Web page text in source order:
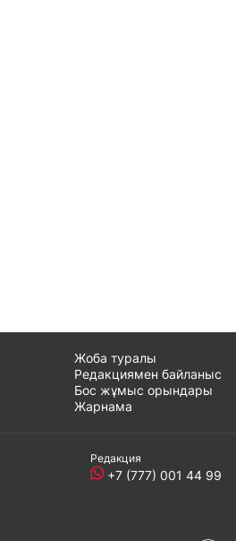
Жоба туралы
Редакциямен байланыс
Бос жұмыс орындары
Жарнама
Редакция
+7 (777) 001 44 99